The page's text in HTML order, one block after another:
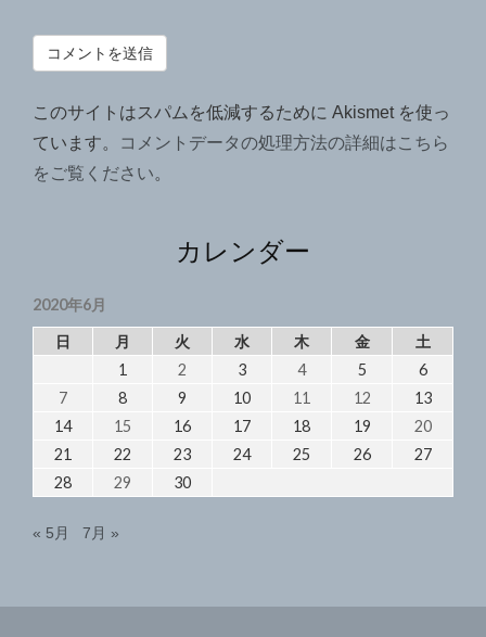
このサイトはスパムを低減するために Akismet を使っ
ています。
コメントデータの処理方法の詳細はこちら
をご覧ください。
カレンダー
2020年6月
日
月 火 水 木 金
土
1
2 3 4 5
6
7
8 9 10 11 12
13
14
15 16 17 18 19
20
21
22 23 24 25 26
27
28
29 30
« 5月 7月 »